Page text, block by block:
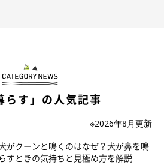
らす」の人気記事
※2026年8月更新
がクーンと鳴くのはなぜ？犬が鼻を鳴
らすときの気持ちと見極め方を解説